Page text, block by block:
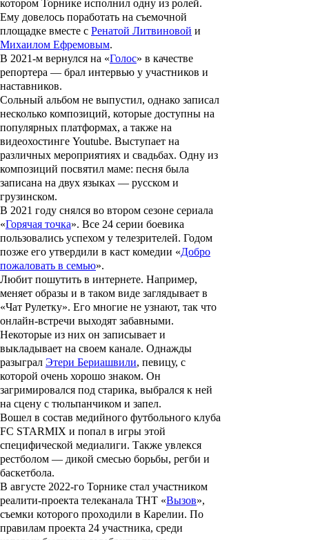
котором Торнике исполнил одну из ролей.
Ему довелось поработать на съемочной
площадке вместе с Ренатой Литвиновой и
Михаилом Ефремовым.
В 2021-м вернулся на «Голос» в качестве
репортера — брал интервью у участников и
наставников.
Сольный альбом не выпустил, однако записал
несколько композиций, которые доступны на
популярных платформах, а также на
видеохостинге Youtube. Выступает на
различных мероприятиях и свадьбах. Одну из
композиций посвятил маме: песня была
записана на двух языках — русском и
грузинском.
В 2021 году снялся во втором сезоне сериала
«Горячая точка». Все 24 серии боевика
пользовались успехом у телезрителей. Годом
позже его утвердили в каст комедии «Добро
пожаловать в семью».
Любит пошутить в интернете. Например,
меняет образы и в таком виде заглядывает в
«Чат Рулетку». Его многие не узнают, так что
онлайн-встречи выходят забавными.
Некоторые из них он записывает и
выкладывает на своем канале. Однажды
разыграл Этери Бериашвили, певицу, с
которой очень хорошо знаком. Он
загримировался под старика, выбрался к ней
на сцену с тюльпанчиком и запел.
Вошел в состав медийного футбольного клуба
FC STARMIX и попал в игры этой
специфической медиалиги. Также увлекся
рестболом — дикой смесью борьбы, регби и
баскетбола.
В августе 2022-го Торнике стал участником
реалити-проекта телеканала ТНТ «Вызов»,
съемки которого проходили в Карелии. По
правилам проекта 24 участника, среди